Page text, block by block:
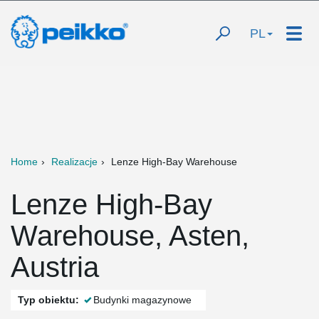
PL
Home Realizacje Lenze High-Bay Warehouse
Lenze High-Bay
Warehouse, Asten,
Austria
Typ obiektu: Budynki magazynowe